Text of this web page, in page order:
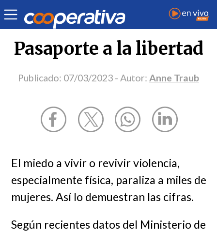
Opinión | Anne Traub
Pasaporte a la libertad
Publicado: 07/03/2023 - Autor: Anne Traub
El miedo a vivir o revivir violencia,
especialmente física, paraliza a miles de
mujeres. Así lo demuestran las cifras.
Según recientes datos del Ministerio de